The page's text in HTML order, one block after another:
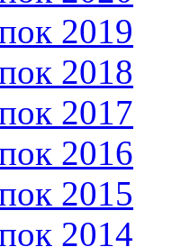
2019
2018
2017
2016
2015
2014